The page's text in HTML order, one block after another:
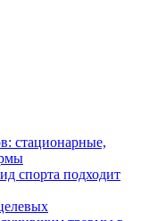
стационарные,
спорта подходит